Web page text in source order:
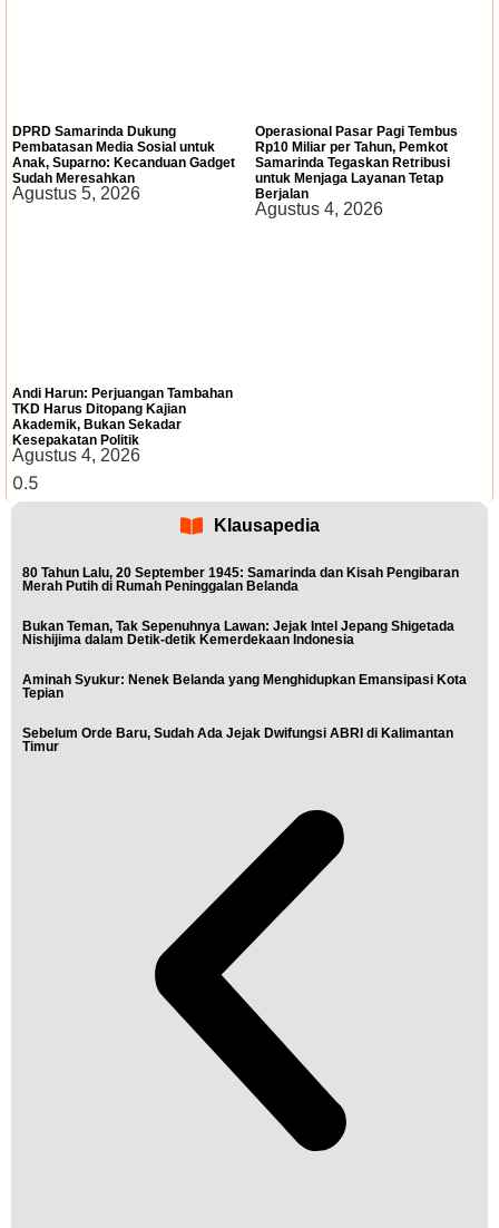
DPRD Samarinda Dukung
Pembatasan Media Sosial untuk
Anak, Suparno: Kecanduan Gadget
Sudah Meresahkan
Agustus 5, 2026
Operasional Pasar Pagi Tembus
Rp10 Miliar per Tahun, Pemkot
Samarinda Tegaskan Retribusi
untuk Menjaga Layanan Tetap
Berjalan
Agustus 4, 2026
Andi Harun: Perjuangan Tambahan
TKD Harus Ditopang Kajian
Akademik, Bukan Sekadar
Kesepakatan Politik
Agustus 4, 2026
Klausapedia
80 Tahun Lalu, 20 September 1945: Samarinda dan Kisah Pengibaran
Merah Putih di Rumah Peninggalan Belanda
Bukan Teman, Tak Sepenuhnya Lawan: Jejak Intel Jepang Shigetada
Nishijima dalam Detik-detik Kemerdekaan Indonesia
Aminah Syukur: Nenek Belanda yang Menghidupkan Emansipasi Kota
Tepian
Sebelum Orde Baru, Sudah Ada Jejak Dwifungsi ABRI di Kalimantan
Timur